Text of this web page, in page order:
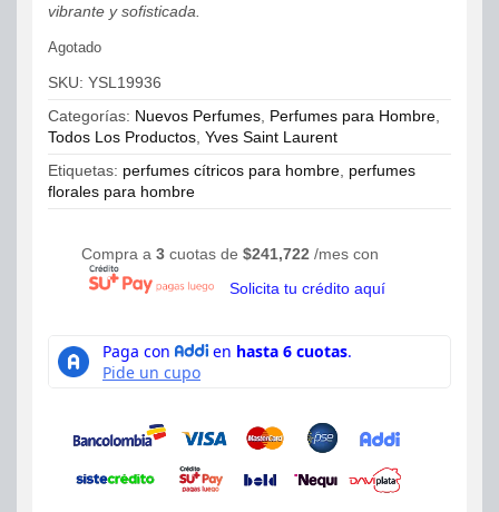
vibrante y sofisticada.
Agotado
SKU: YSL19936
Categorías: Nuevos Perfumes Perfumes para Hombre
Todos Los Productos Yves Saint Laurent
Etiquetas: perfumes cítricos para hombre perfumes
florales para hombre
Compra a 3 cuotas de $241,722 /mes con
Solicita tu crédito aquí